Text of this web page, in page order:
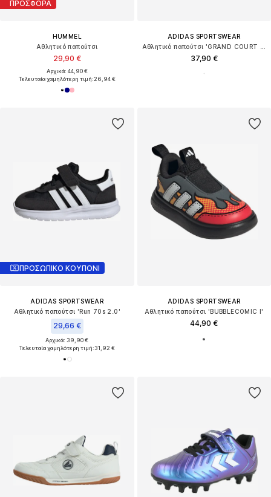
ΠΡΟΣΦΟΡΑ
HUMMEL
Αθλητικό παπούτσι
29,90 €
Αρχικά: 44,90 €
Τελευταία χαμηλότερη τιμή:26,94 €
ADIDAS SPORTSWEAR
37,90 €
ΠΡΟΣΩΠΙΚΟ ΚΟΥΠΟΝΙ
ADIDAS SPORTSWEAR
Αθλητικό παπούτσι 'Run 70s 2.0'
29,66 €
Αρχικά: 39,90 €
Τελευταία χαμηλότερη τιμή:31,92 €
ADIDAS SPORTSWEAR
Αθλητικό παπούτσι 'BUBBLECOMIC I'
44,90 €